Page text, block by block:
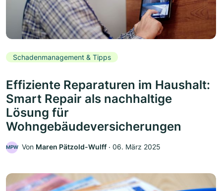
Schadenmanagement & Tipps
Effiziente Reparaturen im Haushalt:
Smart Repair als nachhaltige
Lösung für
Wohngebäudeversicherungen
MPW Von Maren Pätzold-Wulff ‧ 06. März 2025